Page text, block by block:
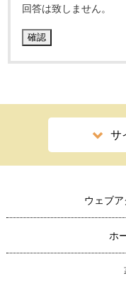
回答は致しません。
サ
ウェブ
ホ